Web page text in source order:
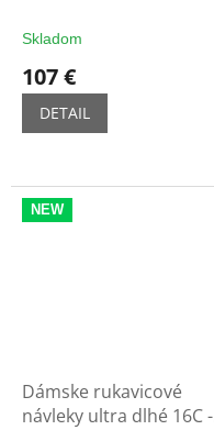
Skladom
107 €
DETAIL
NEW
Dámske rukavicové
návleky ultra dlhé 16C -